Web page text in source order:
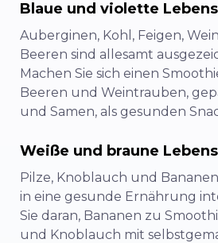
Blaue und violette
Auberginen, Kohl, Feigen,
Beeren sind allesamt
Machen Sie sich einen
Beeren und Weintrauben,
und Samen, als gesunden
Weiße und braune
Pilze, Knoblauch und
in eine gesunde Ernährung
Sie daran, Bananen zu
und Knoblauch mit